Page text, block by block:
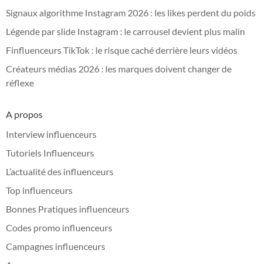
Signaux algorithme Instagram 2026 : les likes perdent du poids
Légende par slide Instagram : le carrousel devient plus malin
Finfluenceurs TikTok : le risque caché derrière leurs vidéos
Créateurs médias 2026 : les marques doivent changer de
réflexe
A propos
Interview influenceurs
Tutoriels Influenceurs
L’actualité des influenceurs
Top influenceurs
Bonnes Pratiques influenceurs
Codes promo influenceurs
Campagnes influenceurs